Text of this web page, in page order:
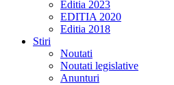
Editia 2023
EDITIA 2020
Editia 2018
Stiri
Noutati
Noutati legislative
Anunturi